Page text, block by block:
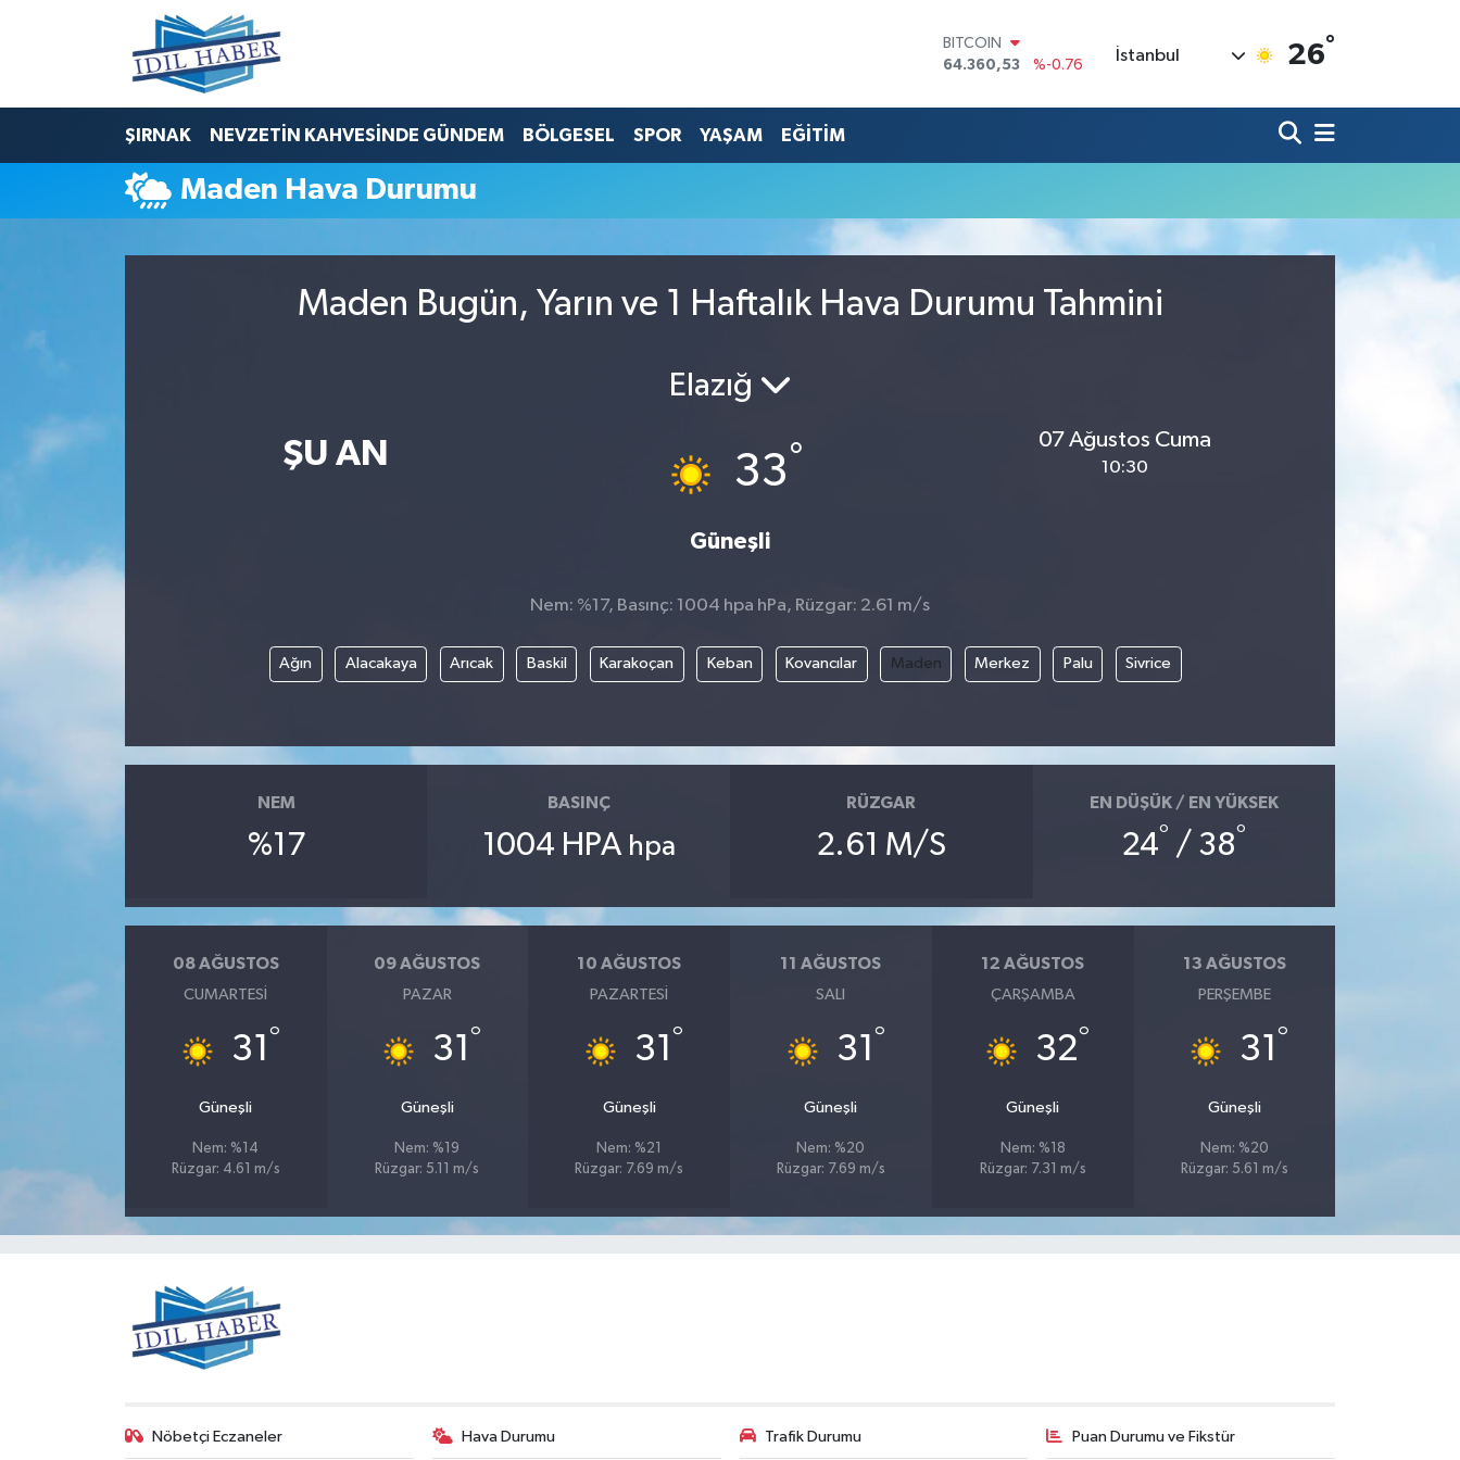
BITCOIN
64.360,53
%-0.76
47,7143
%0.16
GRAM ALTIN
BİST100
İstanbul 26°
ŞIRNAK NEVZETİN KAHVESİNDE GÜNDEM BÖLGESEL SPOR YAŞAM EĞİTİM
Maden Hava Durumu
Maden Bugün, Yarın ve 1 Haftalık Hava Durumu Tahmini
ŞU AN
Elazığ
33°
Güneşli
07 Ağustos Cuma
10:30
Nem: %17, Basınç: 1004 hpa hPa, Rüzgar: 2.61 m/s
Ağın Alacakaya Arıcak Baskil Karakoçan Keban Kovancılar Maden Merkez Palu Sivrice
NEM
%17
BASINÇ
1004 HPA hpa
RÜZGAR
2.61 M/S
EN DÜŞÜK / EN YÜKSEK
24° / 38°
08 AĞUSTOS
CUMARTESI
31 °
Güneşli
Nem: %14
Rüzgar: 4.61 m/s
09 AĞUSTOS
PAZAR
31 °
Güneşli
Nem: %19
Rüzgar: 5.11 m/s
10 AĞUSTOS
PAZARTESI
31 °
Güneşli
Nem: %21
Rüzgar: 7.69 m/s
11 AĞUSTOS
SALI
31 °
Güneşli
Nem: %20
Rüzgar: 7.69 m/s
12 AĞUSTOS
ÇARŞAMBA
32°
Güneşli
Nem: %18
Rüzgar: 7.31 m/s
13 AĞUSTOS
PERŞEMBE
31 °
Güneşli
Nem: %20
Rüzgar: 5.61 m/s
Nöbetçi Eczaneler Hava Durumu Trafik Durumu Puan Durumu ve Fikstür
Nöbetçi Eczaneler
Hava Durumu
Trafik Durumu
Haber Arşivi